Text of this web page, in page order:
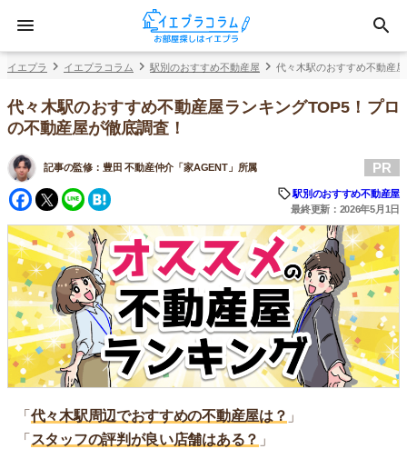
イエプラ イエプラコラム 駅別のおすすめ不動産屋 代々木駅のおすすめ不動産
代々木駅のおすすめ不動産屋ランキングTOP5！プロ
の不動産屋が徹底調査！
記事の監修： 豊田 不動産仲介「家AGENT」所属
Facebook
Twitter
Line
PR
駅別のおすすめ不動産屋
最終更新：2026年5月1日
「 代々木駅周辺でおすすめの不動産屋は？ 」
「 スタッフの評判が良い店舗はある？ 」